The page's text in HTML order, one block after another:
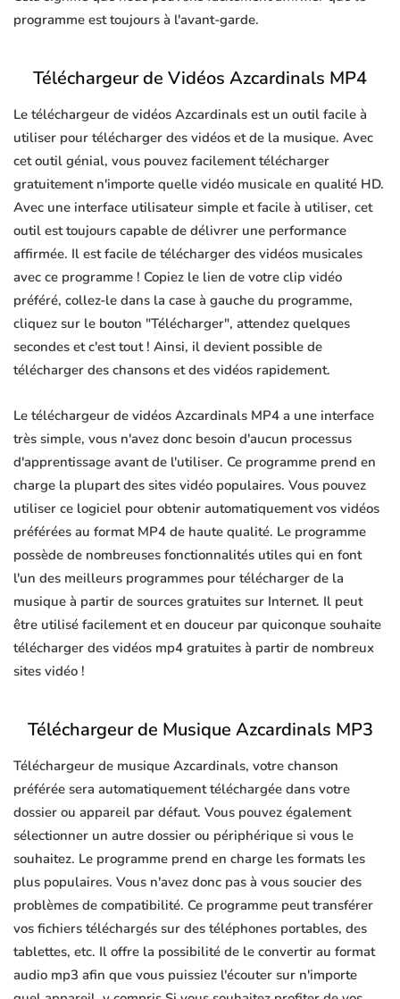
programme est toujours à l'avant-garde.
Téléchargeur de Vidéos Azcardinals MP4
Le téléchargeur de vidéos Azcardinals est un outil facile à
utiliser pour télécharger des vidéos et de la musique. Avec
cet outil génial, vous pouvez facilement télécharger
gratuitement n'importe quelle vidéo musicale en qualité HD.
Avec une interface utilisateur simple et facile à utiliser, cet
outil est toujours capable de délivrer une performance
affirmée. Il est facile de télécharger des vidéos musicales
avec ce programme ! Copiez le lien de votre clip vidéo
préféré, collez-le dans la case à gauche du programme,
cliquez sur le bouton "Télécharger", attendez quelques
secondes et c'est tout ! Ainsi, il devient possible de
télécharger des chansons et des vidéos rapidement.
Le téléchargeur de vidéos Azcardinals MP4 a une interface
très simple, vous n'avez donc besoin d'aucun processus
d'apprentissage avant de l'utiliser. Ce programme prend en
charge la plupart des sites vidéo populaires. Vous pouvez
utiliser ce logiciel pour obtenir automatiquement vos vidéos
préférées au format MP4 de haute qualité. Le programme
possède de nombreuses fonctionnalités utiles qui en font
l'un des meilleurs programmes pour télécharger de la
musique à partir de sources gratuites sur Internet. Il peut
être utilisé facilement et en douceur par quiconque souhaite
télécharger des vidéos mp4 gratuites à partir de nombreux
sites vidéo !
Téléchargeur de Musique Azcardinals MP3
Téléchargeur de musique Azcardinals, votre chanson
préférée sera automatiquement téléchargée dans votre
dossier ou appareil par défaut. Vous pouvez également
sélectionner un autre dossier ou périphérique si vous le
souhaitez. Le programme prend en charge les formats les
plus populaires. Vous n'avez donc pas à vous soucier des
problèmes de compatibilité. Ce programme peut transférer
vos fichiers téléchargés sur des téléphones portables, des
tablettes, etc. Il offre la possibilité de le convertir au format
audio mp3 afin que vous puissiez l'écouter sur n'importe